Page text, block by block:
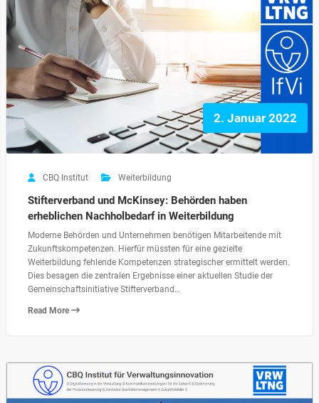
2. Januar 2022
CBQ Institut Weiterbildung
Stifterverband und McKinsey: Behörden haben
erheblichen Nachholbedarf in Weiterbildung
Moderne Behörden und Unternehmen benötigen Mitarbeitende mit
Zukunftskompetenzen. Hierfür müssten für eine gezielte
Weiterbildung fehlende Kompetenzen strategischer ermittelt werden.
Dies besagen die zentralen Ergebnisse einer aktuellen Studie der
Gemeinschaftsinitiative Stifterverband…
Read More